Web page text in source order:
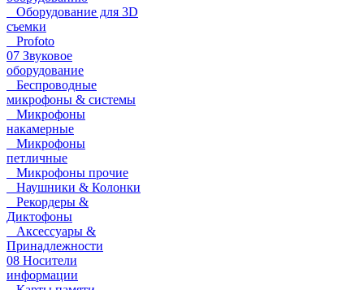
Оборудование для 3D
съемки
Profoto
07 Звуковое
оборудование
Беспроводные
микрофоны & системы
Микрофоны
накамерные
Микрофоны
петличные
Микрофоны прочие
Наушники & Колонки
Рекордеры &
Диктофоны
Аксессуары &
Принадлежности
08 Носители
информации